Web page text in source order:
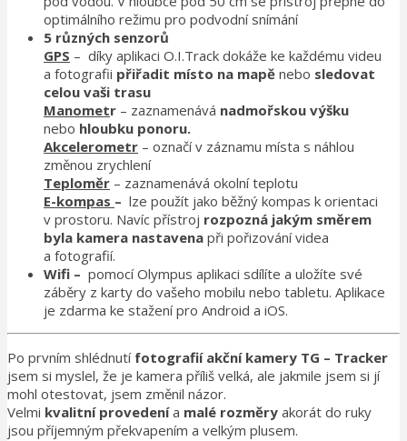
optimálního režimu pro podvodní snímání
5 různých senzorů
GPS – díky aplikaci O.I.Track dokáže ke každému videu
a fotografii přiřadit místo na mapě nebo sledovat
celou vaši trasu
Manometr – zaznamenává nadmořskou výšku
nebo hloubku ponoru.
Akcelerometr – označí v záznamu místa s náhlou
změnou zrychlení
Teploměr – zaznamenává okolní teplotu
E-kompas – lze použít jako běžný kompas k orientaci
v prostoru. Navíc přístroj rozpozná jakým směrem
byla kamera nastavena při pořizování videa
a fotografií.
Wifi – pomocí Olympus aplikaci sdílíte a uložíte své
záběry z karty do vašeho mobilu nebo tabletu. Aplikace
je zdarma ke stažení pro Android a iOS.
Po prvním shlédnutí fotografií akční kamery TG – Tracker
jsem si myslel, že je kamera příliš velká, ale jakmile jsem si jí
mohl otestovat, jsem změnil názor.
Velmi kvalitní provedenía malé rozměry akorát do ruky
jsou příjemným překvapením a velkým plusem.